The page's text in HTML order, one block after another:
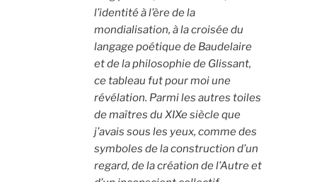
l’identité à l’ère de la
mondialisation, à la croisée du
langage poétique de Baudelaire
et de la philosophie de Glissant,
ce tableau fut pour moi une
révélation. Parmi les autres toiles
de maîtres du XIXe siècle que
j’avais sous les yeux, comme des
symboles de la construction d’un
regard, de la création de l’Autre et